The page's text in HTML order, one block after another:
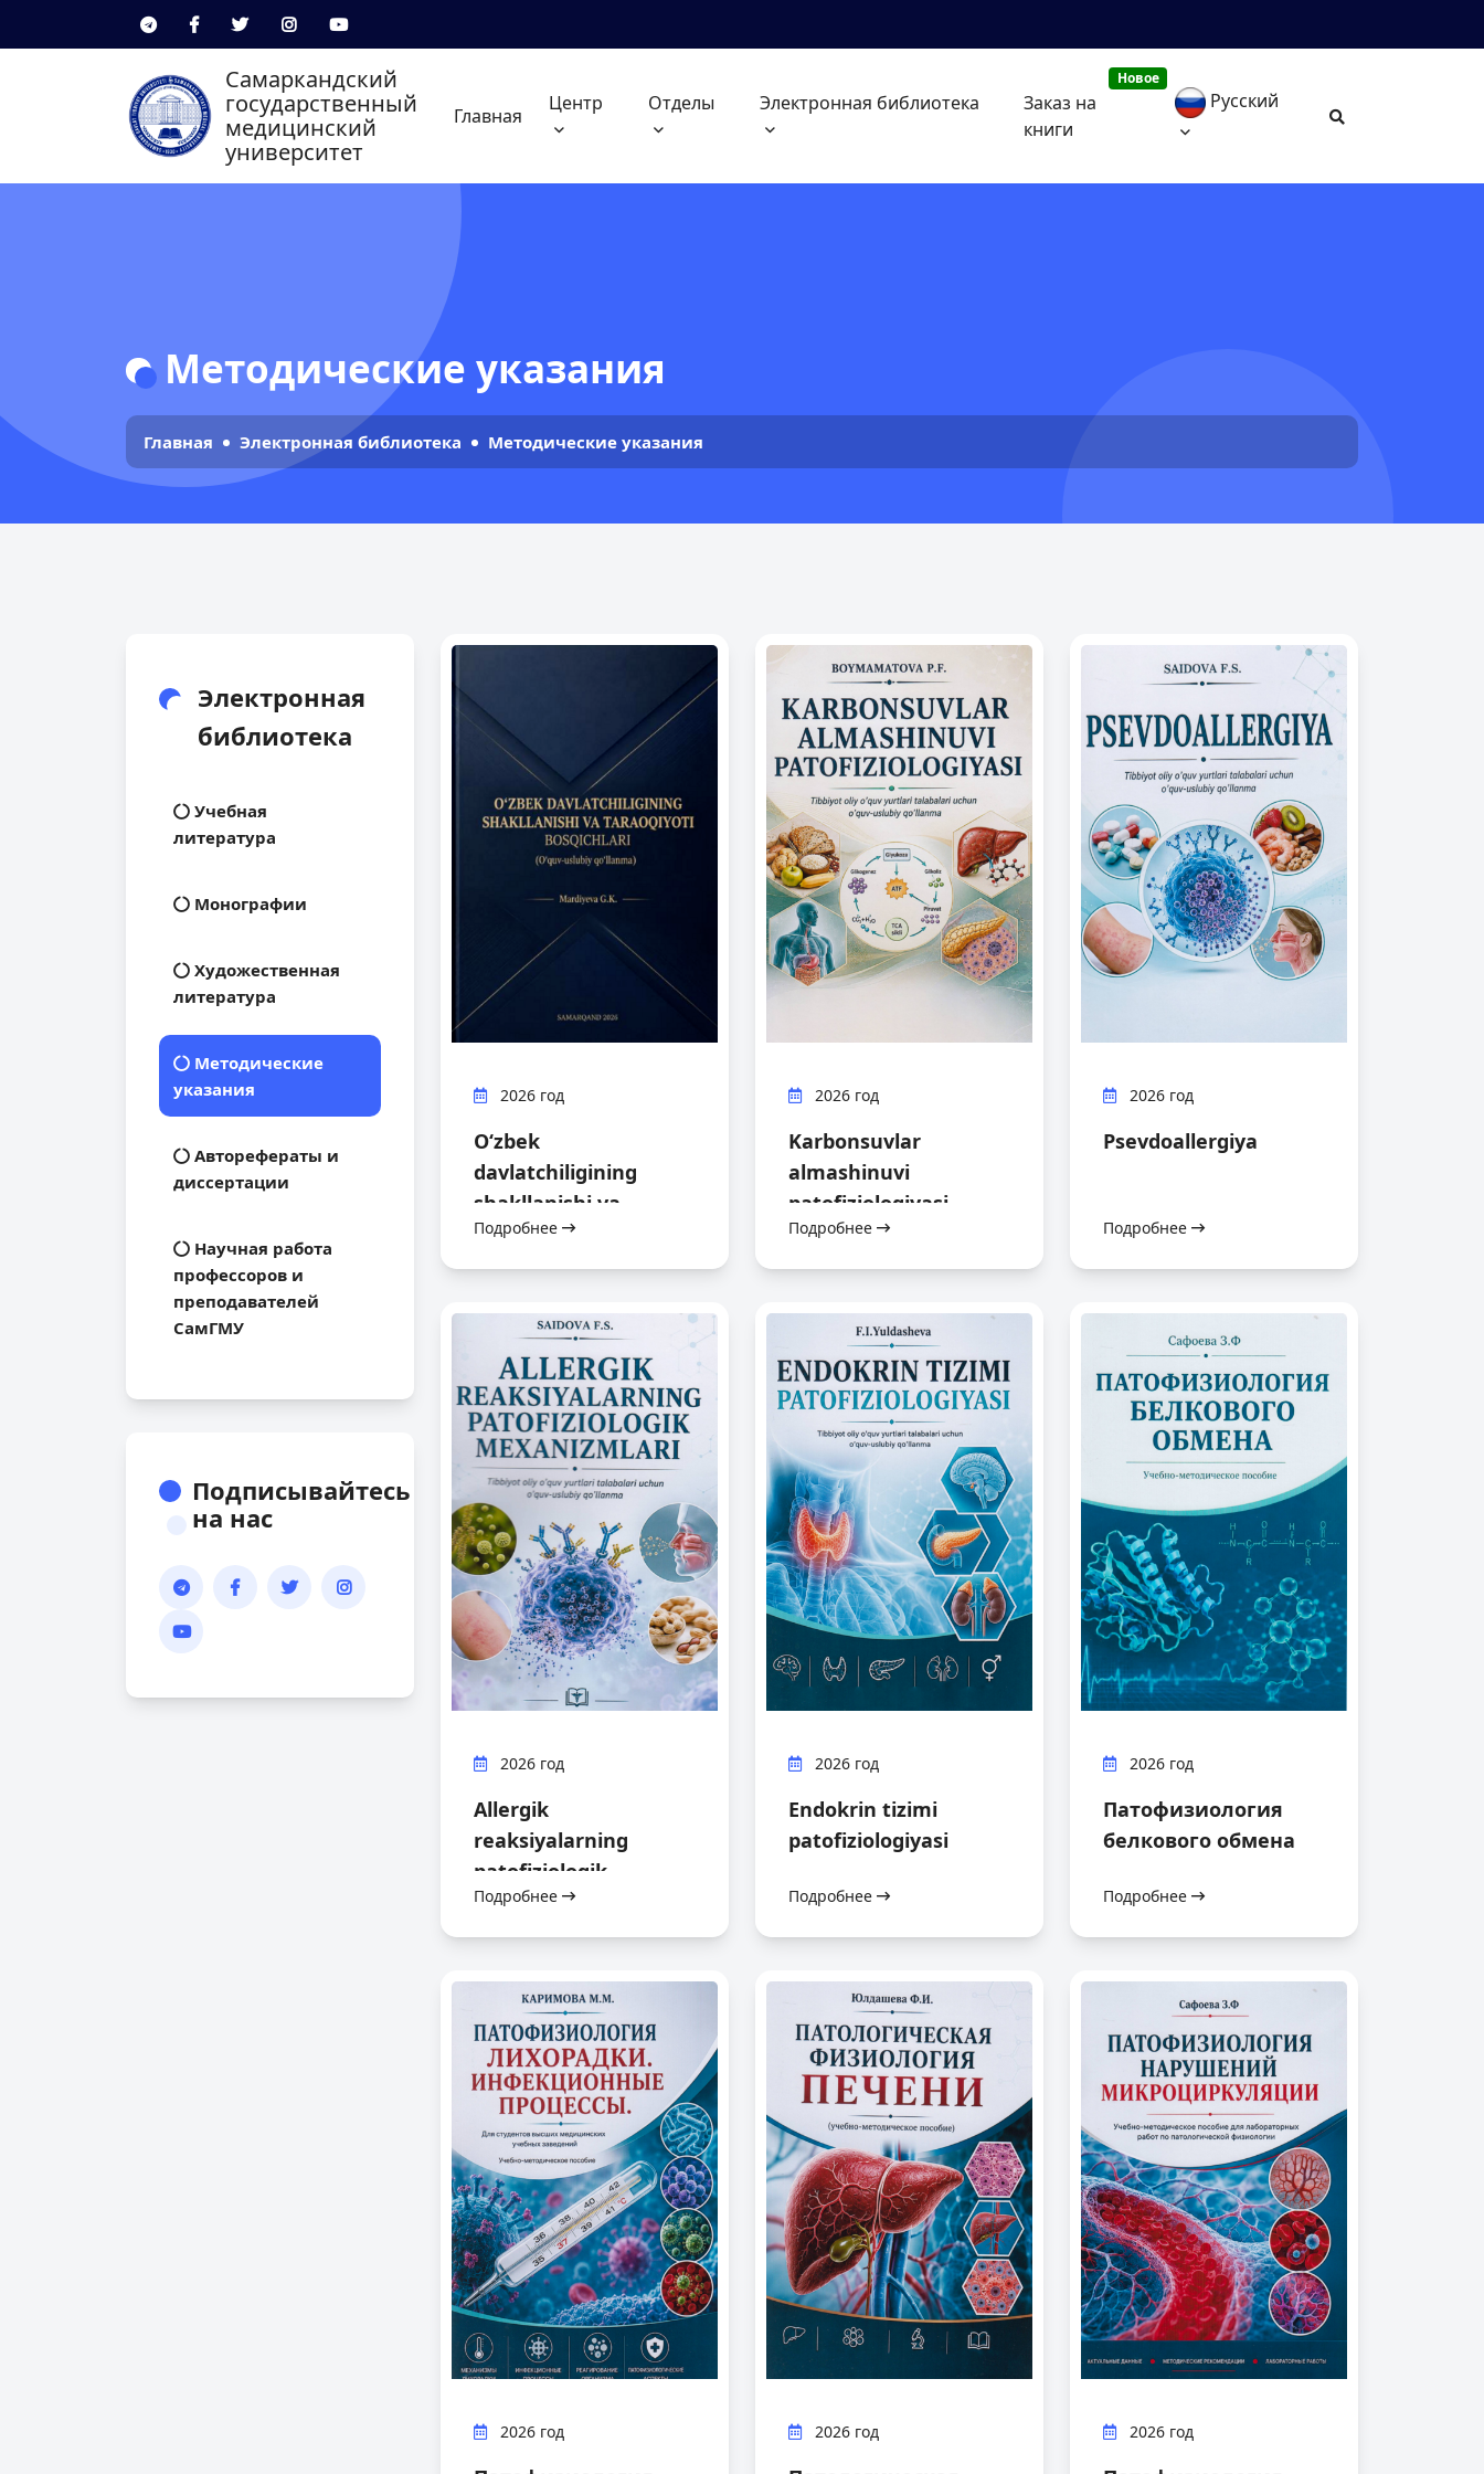
Самаркандский
государственный
медицинский
университет
Главная
Центр Отделы Электронная библиотека
Заказ на
книги
Новое
Русский
Методические указания
Главная Электронная библиотека Методические указания
2026 год
O‘zbek
davlatchiligining
shakllanishi va
taraqqiyot bosqichlari
Подробнее
2026 год
Karbonsuvlar
almashinuvi
patofiziologiyasi
Подробнее
2026 год
Psevdoallergiya
Подробнее
2026 год
Allergik
reaksiyalarning
patofiziologik
mexanizmlari
Подробнее
2026 год
Endokrin tizimi
patofiziologiyasi
Подробнее
2026 год
Патофизиология
белкового обмена
Подробнее
2026 год 2026 год 2026 год
Электронная
библиотека
Учебная
литература
Монографии
Художественная
литература
Методические
указания
Авторефераты и
диссертации
Научная работа
профессоров и
преподавателей
СамГМУ
Подписывайтесь
на нас